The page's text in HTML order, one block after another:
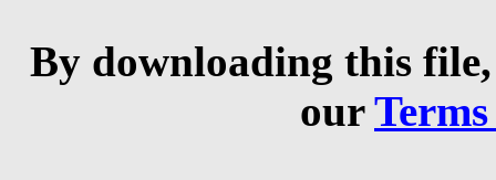
By downloading this
our